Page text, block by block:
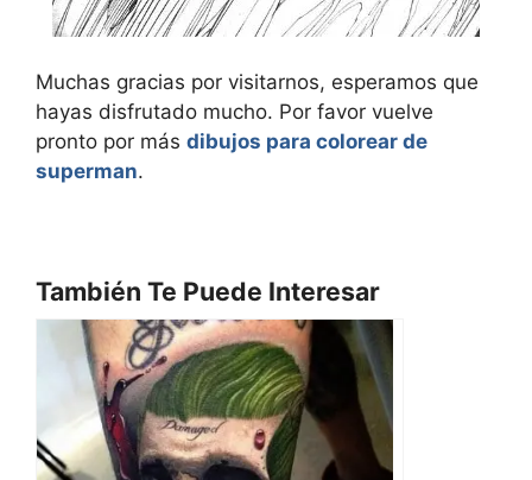
Muchas gracias por visitarnos, esperamos que
hayas disfrutado mucho. Por favor vuelve
pronto por más dibujos para colorear de
superman.
También Te Puede Interesar